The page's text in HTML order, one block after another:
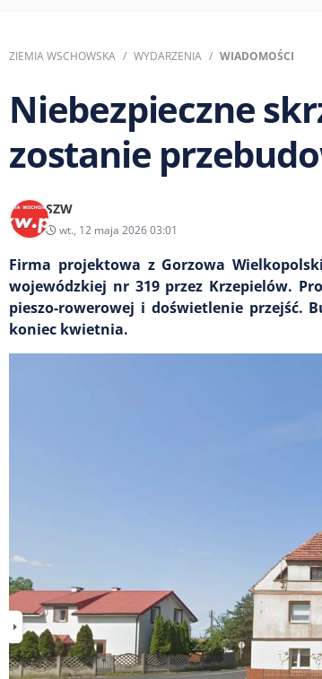
ZIEMIA WSCHOWSKA WYDARZENIA WIADOMOŚCI
Niebezpieczne
zostanie
SZW
wt., 12 maja 2026 03:01
Firma projektowa z Gorzowa
wojewódzkiej nr 319 przez Krzepielów.
pieszo-rowerowej i doświetlenie przejść.
koniec kwietnia.